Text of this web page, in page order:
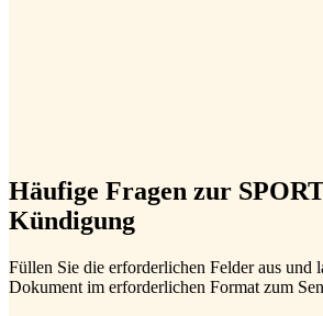
Häufige Fragen zur
Kündigung
Füllen Sie die erforderlichen Felder aus und
Dokument im erforderlichen Format zum